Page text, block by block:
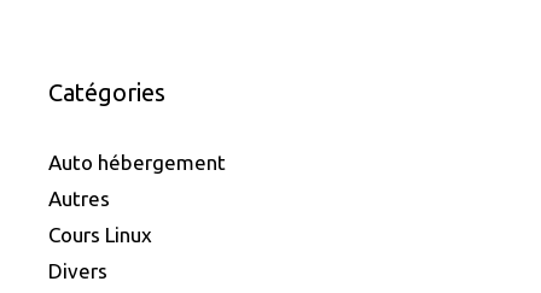
Catégories
Auto hébergement
Autres
Cours Linux
Divers